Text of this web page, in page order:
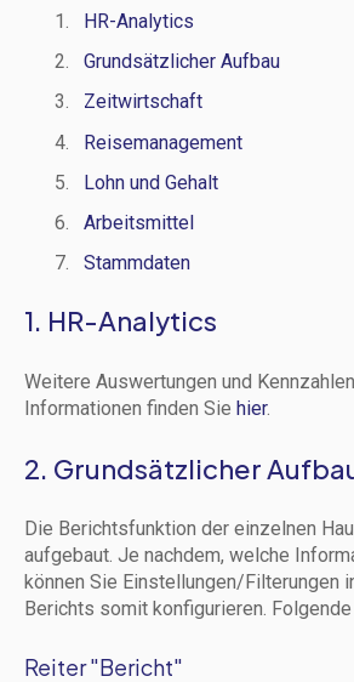
HR-Analytics
Grundsätzlicher Aufbau
Zeitwirtschaft
Reisemanagement
Lohn und Gehalt
Arbeitsmittel
Stammdaten
1. HR-Analytics
Weitere Auswertungen und
Informationen finden Sie hier.
2. Grundsätzlicher
Die Berichtsfunktion der einzelnen
aufgebaut. Je nachdem, welche
können Sie Einstellungen/Filterungen
Berichts somit konfigurieren.
Reiter "Bericht"